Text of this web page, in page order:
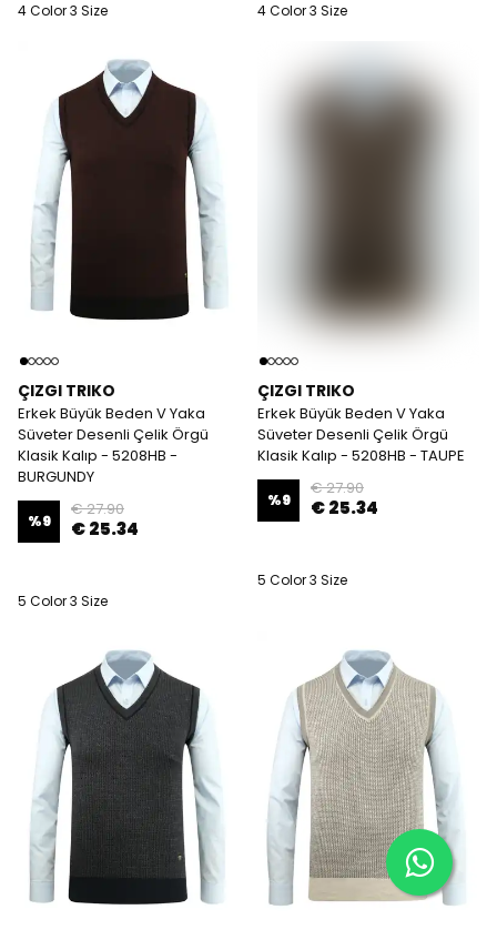
4 Color 3 Size 4 Color 3 Size
ÇIZGI TRIKO
Erkek Büyük Beden V Yaka
Süveter Desenli Çelik Örgü
Klasik Kalıp - 5208HB -
BURGUNDY
%9
€ 27.90
€ 25.34
5 Color 3 Size
ÇIZGI TRIKO
Erkek Büyük Beden V Yaka
Süveter Desenli Çelik Örgü
Klasik Kalıp - 5208HB - TAUPE
%9
€ 27.90
€ 25.34
5 Color 3 Size